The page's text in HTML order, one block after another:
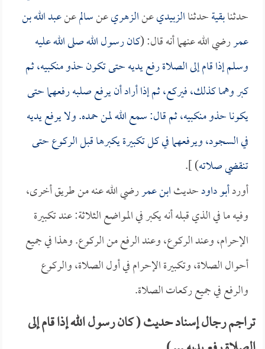
حدثنابقيةحدثناالزبيديعنالزهريعنسالمعنعبد الله بن
عمررضي الله عنهما أنه قال: (كان رسول الله صلى الله عليه
وسلم إذا قام إلى الصلاة رفع يديه حتى تكون حذو منكبيه، ثم
كبر وهما كذلك، فيركع، ثم إذا أراد أن يرفع صلبه رفعهما حتى
يكونا حذو منكبيه، ثم قال: سمع الله لمن حمده. ولا يرفع يديه
في السجود، ويرفعهما في كل تكبيرة يكبرها قبل الركوع حتى
تنقضي صلاته) ].
أوردأبو داودحديثابن عمررضي الله عنه من طريق أخرى،
وفيه ما في الذي قبله أنه يكبر في المواضع الثلاثة: عند تكبيرة
الإحرام، وعند الركوع، وعند الرفع من الركوع. وهذا في جميع
أحوال الصلاة، وتكبيرة الإحرام في أول الصلاة، والركوع
والرفع في جميع ركعات الصلاة.
تراجم رجال إسناد حديث ( كان رسول الله إذا قام إلى